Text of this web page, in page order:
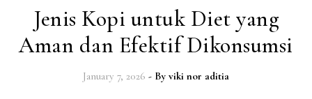
Jenis Kopi untuk Diet yang
Aman dan Efektif Dikonsumsi
January 7, 2026 - By viki nor aditia